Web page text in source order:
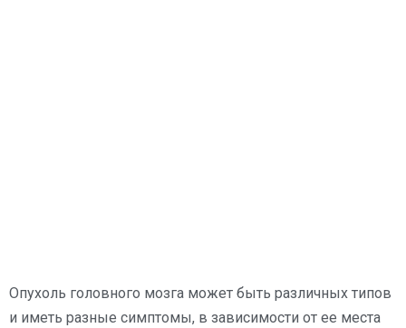
Опухоль головного мозга может быть различных типов
и иметь разные симптомы, в зависимости от ее места